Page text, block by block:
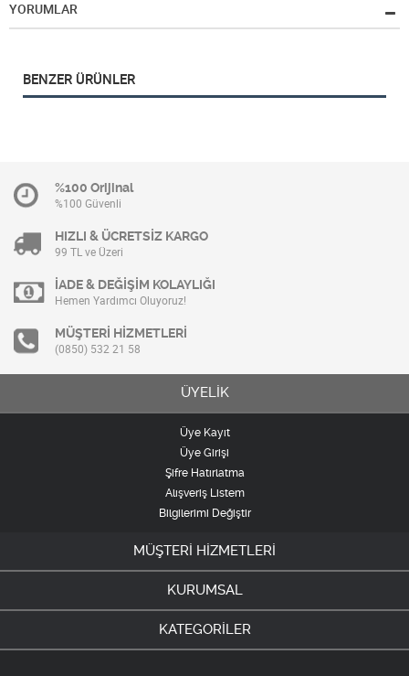
YORUMLAR
BENZER ÜRÜNLER
%100 Orijinal
%100 Güvenli
HIZLI & ÜCRETSİZ KARGO
99 TL ve Üzeri
İADE & DEĞİŞİM KOLAYLIĞI
Hemen Yardımcı Oluyoruz!
MÜŞTERİ HİZMETLERİ
(0850) 532 21 58
ÜYELİK
Üye Kayıt
Üye Girişi
Şifre Hatırlatma
Alışveriş Listem
Bilgilerimi Değiştir
MÜŞTERİ HİZMETLERİ
KURUMSAL
KATEGORİLER